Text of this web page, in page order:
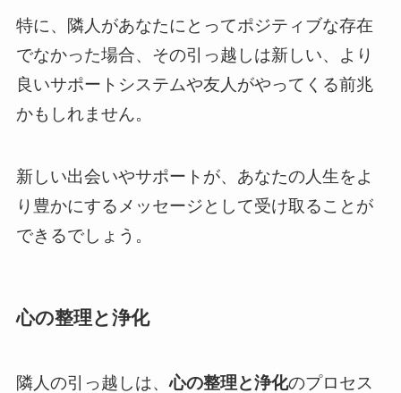
特に、隣人があなたにとってポジティブな存在
でなかった場合、その引っ越しは新しい、より
良いサポートシステムや友人がやってくる前兆
かもしれません。
新しい出会いやサポートが、あなたの人生をよ
り豊かにするメッセージとして受け取ることが
できるでしょう。
心の整理と浄化
隣人の引っ越しは、心の整理と浄化のプロセス